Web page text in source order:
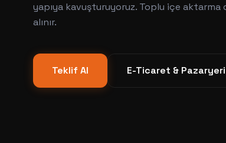
yapıya kavuşturuyoruz. Toplu içe
alınır.
Teklif Al E-Ticaret &